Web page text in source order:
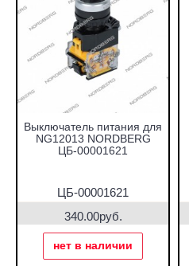
Выключатель питания для
NG12013 NORDBERG
ЦБ-00001621
ЦБ-00001621
340.00руб.
нет в наличии